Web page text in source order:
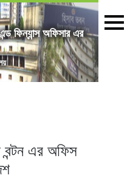
ফিন্যান্স অফিসার এর
বন্টন এর অফিস